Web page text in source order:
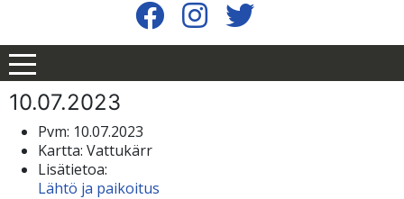
10.07.2023
Pvm: 10.07.2023
Kartta: Vattukärr
Lisätietoa:
Lähtö ja paikoitus